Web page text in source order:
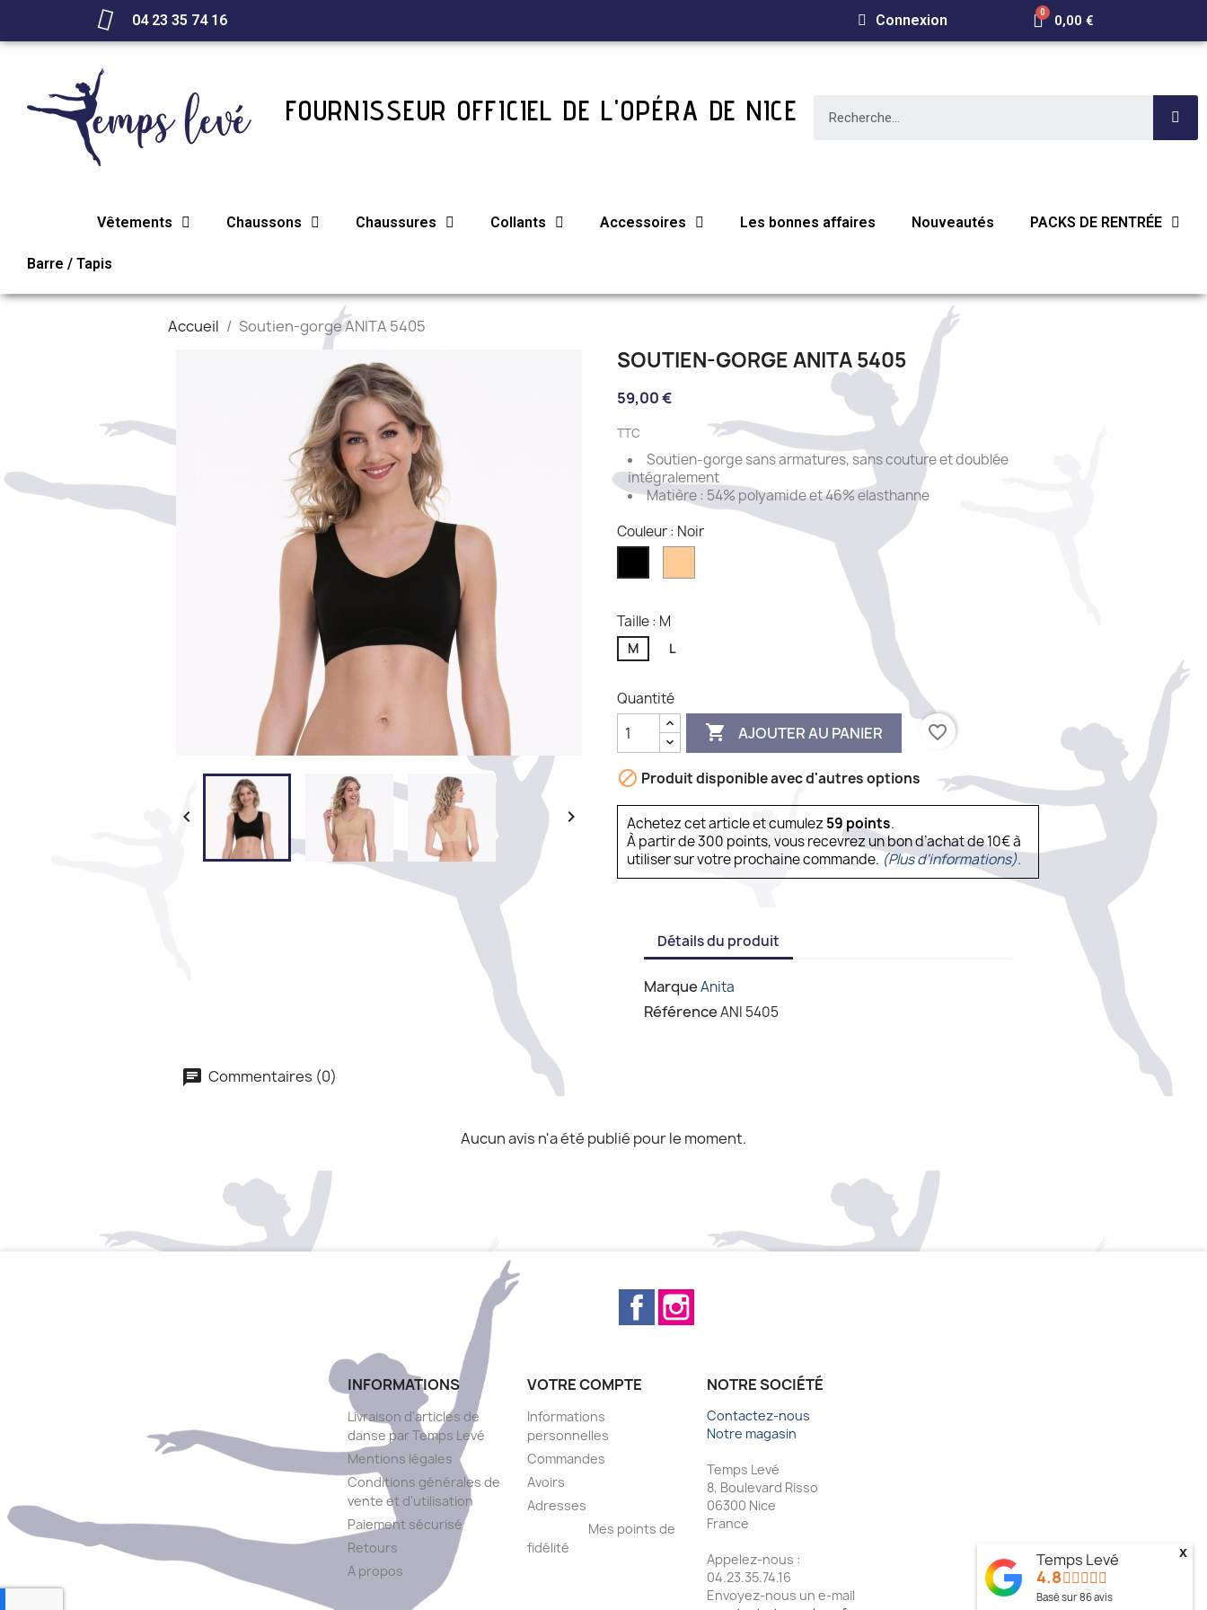
04 23 35 74 16 Connexion 0,00 €
FOURNISSEUR OFFICIEL DE L'OPÉRA DE NICE
Vêtements Chaussons Chaussures Collants Accessoires Les bonnes affaires Nouveautés PACKS DE RENTRÉE
Barre / Tapis
Accueil Soutien-gorge ANITA 5405
 
SOUTIEN-GORGE ANITA 5405
59,00 €
TTC
Soutien-gorge sans armatures, sans couture et doublée
intégralement
Matière : 54% polyamide et 46% elasthanne
Couleur : Noir
Taille : M
M L
Quantité
 AJOUTER AU PANIER favorite_border
 Produit disponible avec d'autres options
Achetez cet article et cumulez 59points.
À partir de 300 points, vous recevrez un bon d’achat de 10€ à
utiliser sur votre prochaine commande. (Plus d'informations).
Détails du produit
MarqueAnita
RéférenceANI 5405
Commentaires (0)
Aucun avis n'a été publié pour le moment.
Facebook
INFORMATIONS
Livraison d'articles de
danse par Temps Levé
Mentions légales
Conditions générales de
vente et d'utilisation
Paiement sécurisé
Retours
A propos
VOTRE COMPTE
Informations
personnelles
Commandes
Avoirs
Adresses
Mes points de
fidélité
NOTRE SOCIÉTÉ
Contactez-nous
Notre magasin
Temps Levé
8, Boulevard Risso
06300 Nice
France
Appelez-nous :
04.23.35.74.16
Envoyez-nous un e-mail
Temps Levé
4.8
Basé sur86avis
x